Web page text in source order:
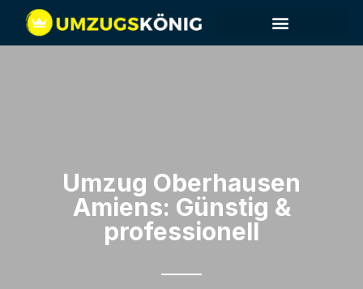
Umzug Oberhausen​
Amiens: Günstig &
professionell​